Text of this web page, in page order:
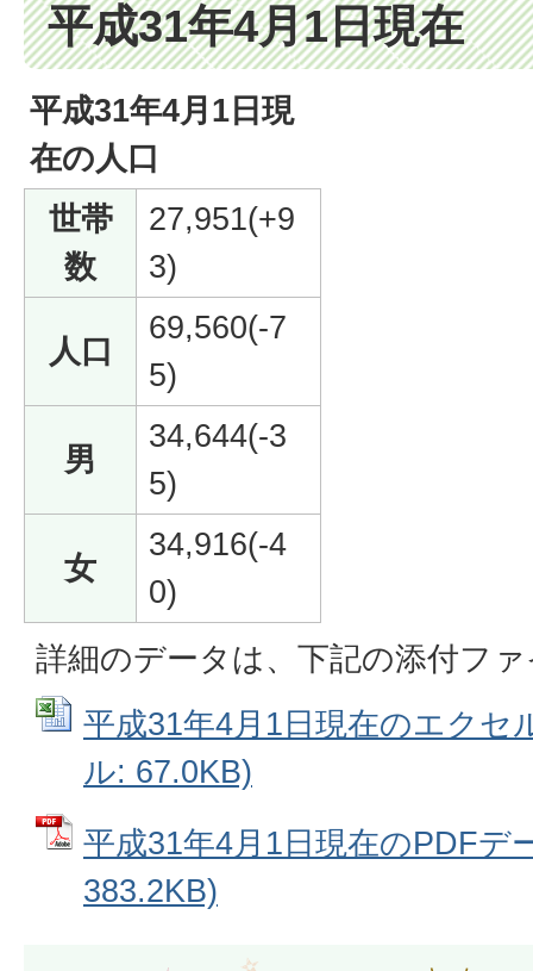
平成31年4月1日現在
平成31年4月1日現
在の人口
世帯
数
27,951(+9
3)
人口
69,560(-7
5)
男
34,644(-3
5)
女
34,916(-4
0)
詳細のデータは、下記の添付フ
平成31年4月1日現在のエクセ
ル: 67.0KB)
平成31年4月1日現在のPDFデ
383.2KB)